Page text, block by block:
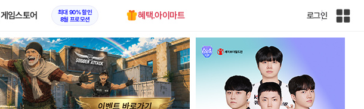
게임스토어
최대 90% 할인
8월 프로모션
혜택.아이마트 로그인
인